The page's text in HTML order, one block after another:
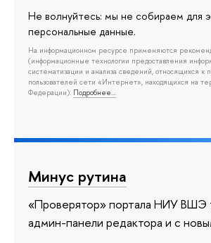
Не волнуйтесь: мы не собираем для
персональные данные.
На информационном ресурсе применяются
(информационные технологии предоставления
систематизации и анализа сведений, относящихся к
пользователей сети «Интернет», находящихся на
Федерации). Подробнее…
Минус рутина
«Проверятор» портала НИУ ВШЭ
админ-панели редактора и с